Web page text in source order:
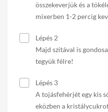
összekeverjük és a
mixerben 1-2 percig
Lépés 2
Majd szitával is
tegyük félre!
Lépés 3
A tojásfehérjét egy kis
eközben a